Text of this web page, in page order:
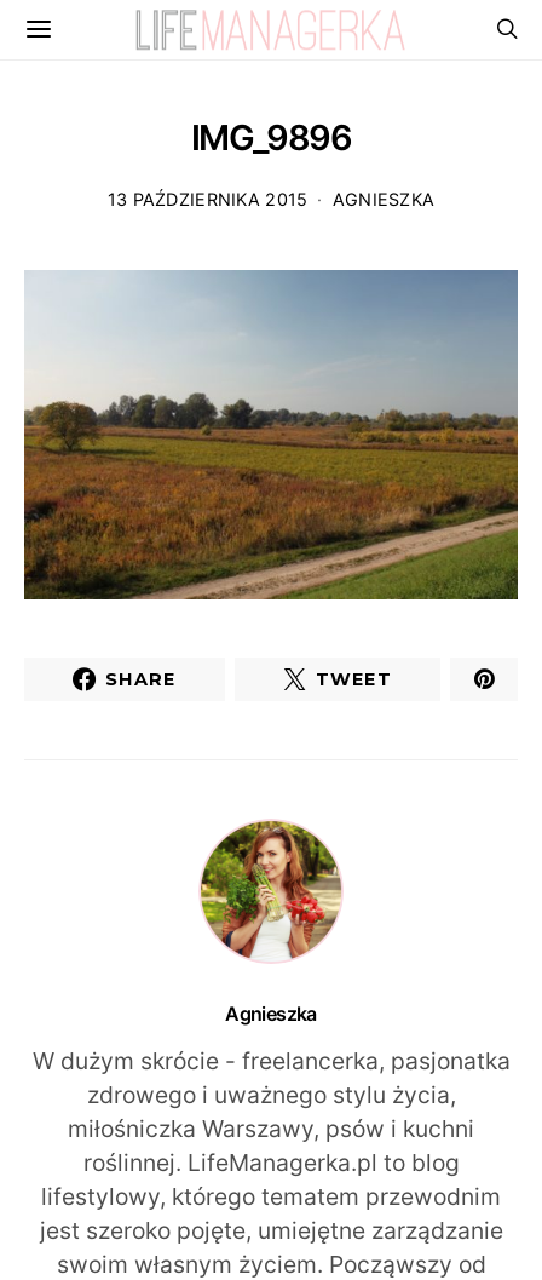
IMG_9896
13 PAŹDZIERNIKA 2015 AGNIESZKA
SHARE TWEET
Agnieszka
W dużym skrócie - freelancerka, pasjonatka
zdrowego i uważnego stylu życia,
miłośniczka Warszawy, psów i kuchni
roślinnej. LifeManagerka.pl to blog
lifestylowy, którego tematem przewodnim
jest szeroko pojęte, umiejętne zarządzanie
swoim własnym życiem. Począwszy od